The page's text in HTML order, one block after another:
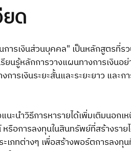
ด
ารเงินส่วนบุคคล" เป็นหลักสูตรที่ร
ยนรู้หลักการวางแผนทางการเงินอ
งการเงินระยะสั้นและระยะยาว แล
ะนำวิธีการหารายได้เพิ่มเติมนอกเ
หรือการลงทุนในสินทรัพย์ที่สร้างรา
เภทต่างๆ เพื่อสร้างพอร์ตการลง